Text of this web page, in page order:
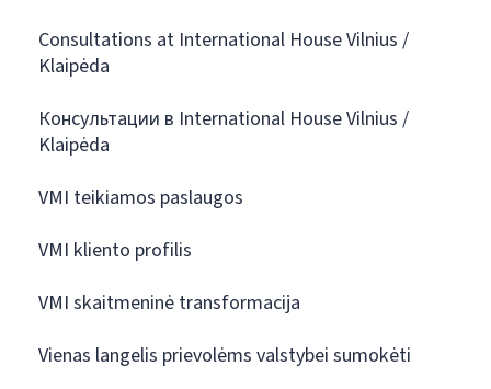
Consultations at International House Vilnius /
Klaipėda
Консультации в International House Vilnius /
Klaipėda
VMI teikiamos paslaugos
VMI kliento profilis
VMI skaitmeninė transformacija
Vienas langelis prievolėms valstybei sumokėti